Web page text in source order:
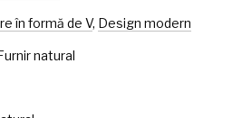
în formă de V, Design modern
natural